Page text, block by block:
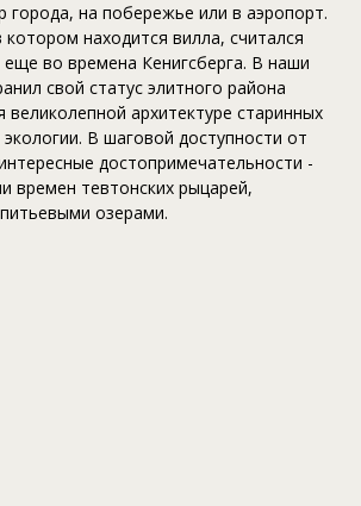
города, на побережье или в аэропорт.
находится вилла, считался
во времена Кенигсберга. В наши
свой статус элитного района
великолепной архитектуре старинных
В шаговой доступности от
достопримечательности -
времен тевтонских рыцарей,
озерами.